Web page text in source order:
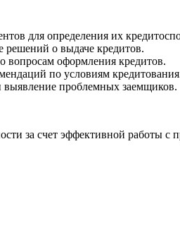
для определения их
решений о выдаче кредитов.
вопросам оформления кредитов.
по условиям
проблемных заемщиков.
за счет эффективной работы